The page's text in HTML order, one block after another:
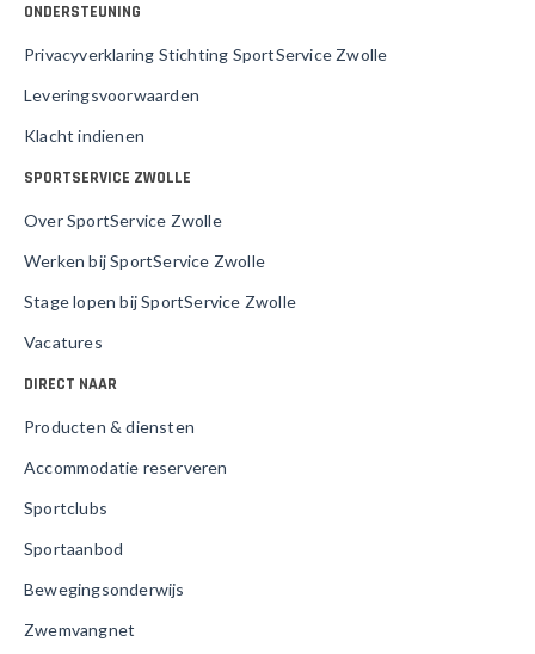
ONDERSTEUNING
Privacyverklaring Stichting SportService Zwolle
Leveringsvoorwaarden
Klacht indienen
SPORTSERVICE ZWOLLE
Over SportService Zwolle
Werken bij SportService Zwolle
Stage lopen bij SportService Zwolle
Vacatures
DIRECT NAAR
Producten & diensten
Accommodatie reserveren
Sportclubs
Sportaanbod
Bewegingsonderwijs
Zwemvangnet